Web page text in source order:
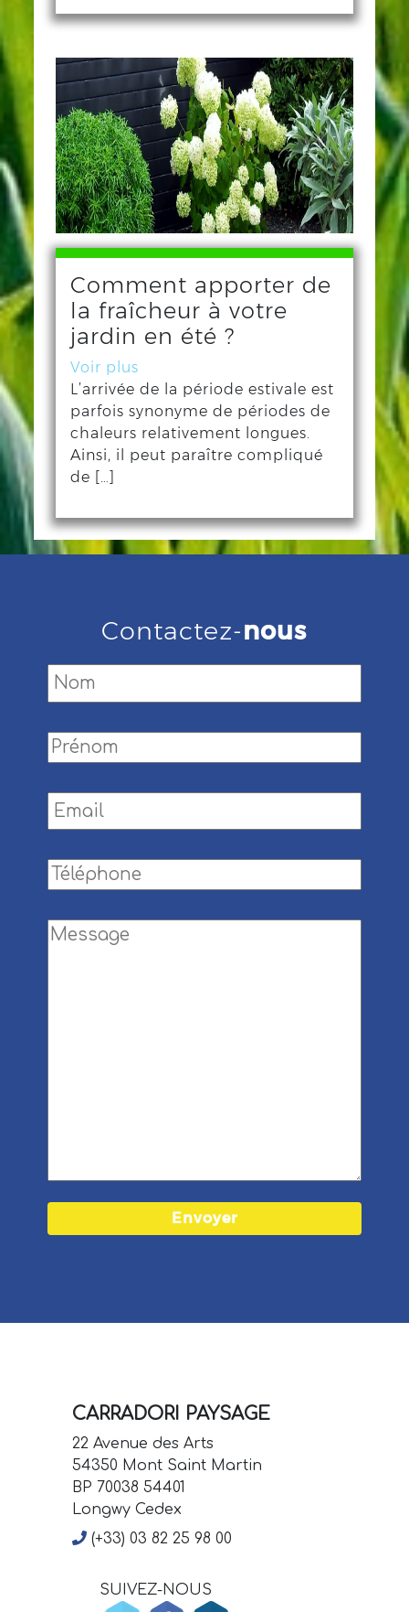
Comment apporter de
la fraîcheur à votre
jardin en été ?
Voir plus
L’arrivée de la période estivale est
parfois synonyme de périodes de
chaleurs relativement longues.
Ainsi, il peut paraître compliqué
de […]
Contactez-nous
CARRADORI PAYSAGE
22 Avenue des Arts
54350 Mont Saint Martin
BP 70038 54401
Longwy Cedex
(+33) 03 82 25 98 00
SUIVEZ-NOUS